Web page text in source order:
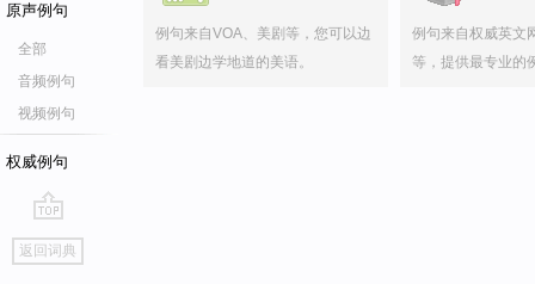
原声例句
全部
音频例句
视频例句
权威例句
go
top
返回词典
例句来自VOA、美剧等，您可以边
看美剧边学地道的美语。
例句来自权威英文
等，提供最专业的